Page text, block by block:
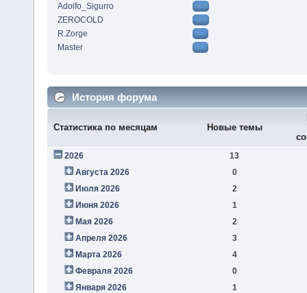
Adolfo_Sigurro
ZEROCOLD
R.Zorge
Master
История форума
Статистика по месяцам Новые темы
2026
13
Августа 2026
0
Июля 2026
2
Июня 2026
1
Мая 2026
2
Апреля 2026
3
Марта 2026
4
Февраля 2026
0
Января 2026
1